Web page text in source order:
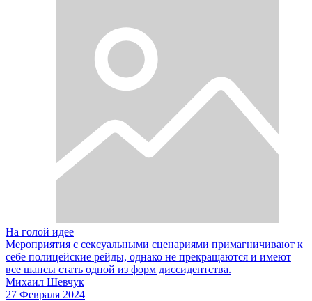
На голой идее
Мероприятия с сексуальными сценариями примагничивают к
себе полицейские рейды, однако не прекращаются и имеют
все шансы стать одной из форм диссидентства.
Михаил Шевчук
27 Февраля 2024